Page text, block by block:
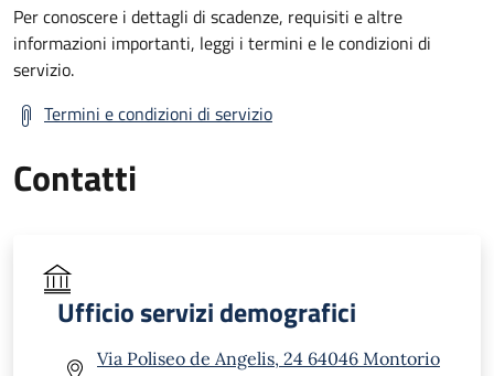
Per conoscere i dettagli di scadenze, requisiti e altre
informazioni importanti, leggi i termini e le condizioni di
servizio.
Termini e condizioni di servizio
Contatti
Ufficio servizi demografici
Via Poliseo de Angelis, 24 64046 Montorio